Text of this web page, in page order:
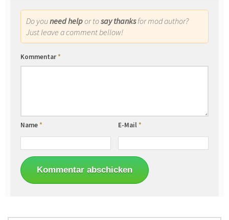
Do youneed helpor tosay thanksfor mod author?
Just leave a comment bellow!
Kommentar*
Name* E-Mail*